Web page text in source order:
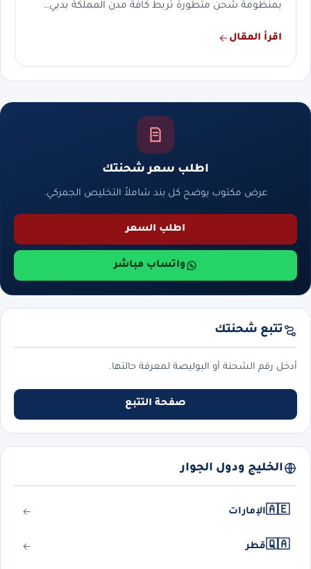
بمنظومة شحن متطورة تربط كافة مدن المملكة بدبي…
اقرأ المقال
اطلب سعر شحنتك
عرض مكتوب يوضح كل بند شاملاً التخليص الجمركي.
اطلب السعر
واتساب مباشر
تتبع شحنتك
أدخل رقم الشحنة أو البوليصة لمعرفة حالتها.
صفحة التتبع
الخليج ودول الجوار
🇦🇪الإمارات
🇶🇦قطر